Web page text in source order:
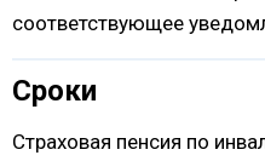
соответствующее
Сроки
Страховая пенсия по